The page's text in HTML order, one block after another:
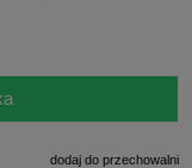
dodaj do przechowalni